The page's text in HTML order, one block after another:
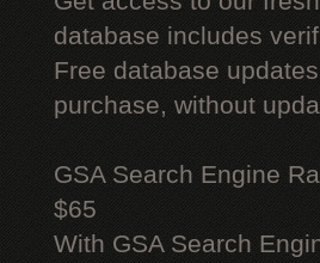
database includes
Free database
purchase, without
GSA Search Engine
$65
With GSA Search